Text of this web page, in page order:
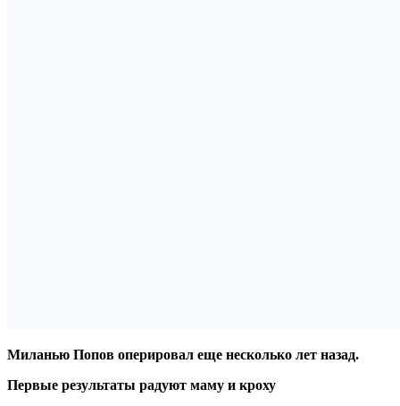
Миланью Попов оперировал еще несколько лет назад.
Первые результаты радуют маму и кроху